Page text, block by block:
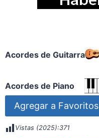
Acordes de Guitarra
Acordes de Piano
Agregar a Favoritos
Vistas (2025):371